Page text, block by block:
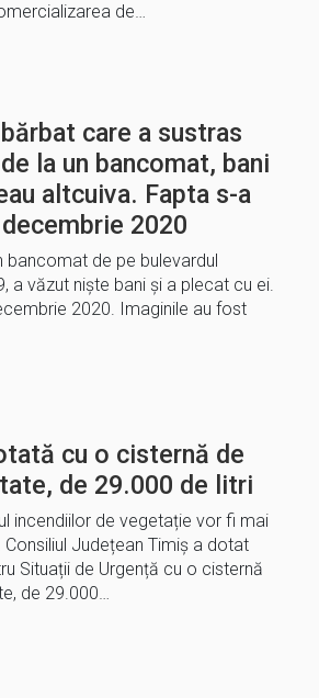
de…
care a sustras
la un bancomat, bani
altcuiva. Fapta s-a
2020
bancomat de pe bulevardul
a văzut niște bani și a plecat cu ei.
2020. Imaginile au fost
cu o cisternă de
de 29.000 de litri
incendiilor de vegetație vor fi mai
Județean Timiș a dotat
Situații de Urgență cu o cisternă
de 29.000…